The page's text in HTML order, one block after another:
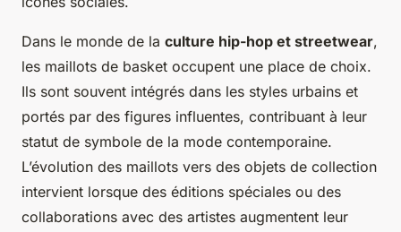
Dans le monde de la culture hip-hop et streetwear,
les maillots de basket occupent une place de choix.
Ils sont souvent intégrés dans les styles urbains et
portés par des figures influentes, contribuant à leur
statut de symbole de la mode contemporaine.
L’évolution des maillots vers des objets de collection
intervient lorsque des éditions spéciales ou des
collaborations avec des artistes augmentent leur